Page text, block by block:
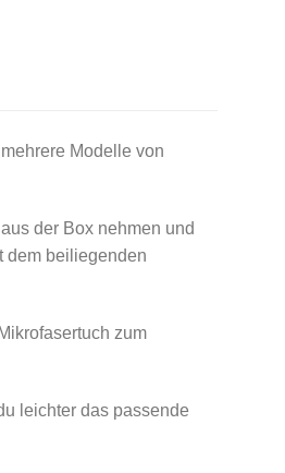
Modelle von
der Box nehmen und
dem beiliegenden
zum
leichter das passende